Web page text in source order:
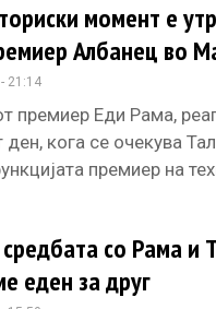
момент е
Албанец во
21:14
премиер Еди Рама,
кога се очекува
премиер на
средбата со Рама и
еден за друг